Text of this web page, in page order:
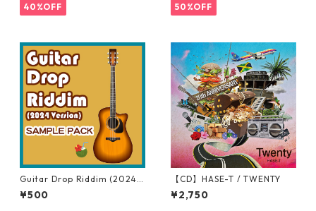
40%OFF 50%OFF
Guitar Drop Riddim (2024V
ersion) Sample Pack
¥500
【CD】HASE-T / TWENTY
¥2,750